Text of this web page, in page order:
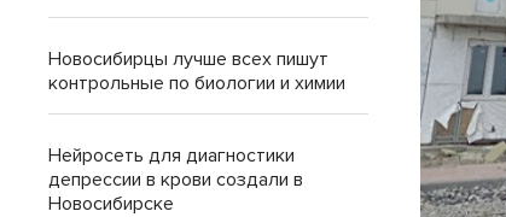
Новосибирцы лучше всех пишут
контрольные по биологии и химии
Нейросеть для диагностики
депрессии в крови создали в
Новосибирске